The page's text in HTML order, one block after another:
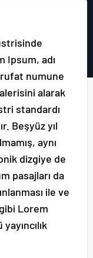
Ipsum, adı
numune
alarak
standardı
Beşyüz yıl
aynı
dizgiye de
pasajları da
ile ve
Lorem